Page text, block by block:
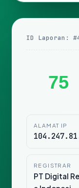
ID Laporan:
75
ALAMAT IP
REGISTRAR
PT Digital